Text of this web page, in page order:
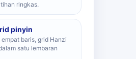
ringkas.
pinyin
baris, grid Hanzi
satu lembaran